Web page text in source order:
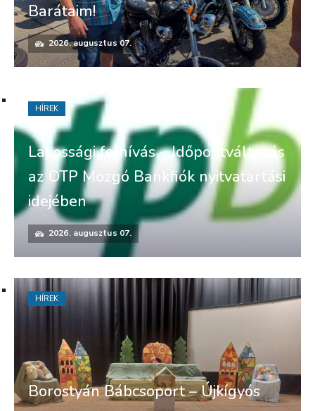
Barátaim!
2026. augusztus 07.
Lakossági felhívás – Időpontváltozás
az OTP Mozgó Bankfiók nyitvatartási
idejében
2026. augusztus 07.
HÍREK
Borostyán Bábcsoport – Újkígyós
HÍREK